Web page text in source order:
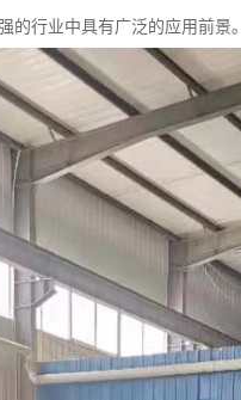
的行业中具有广泛的应用前景。